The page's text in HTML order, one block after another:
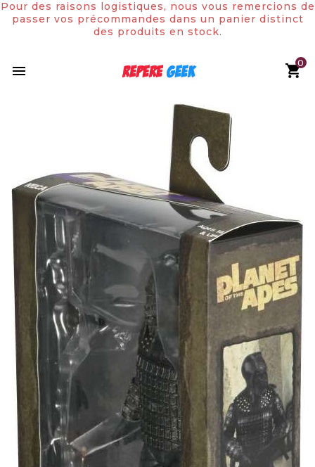

Pour des raisons logistiques, nous vous remercions de
passer vos précommandes dans un panier distinct
des produits en stock.
0